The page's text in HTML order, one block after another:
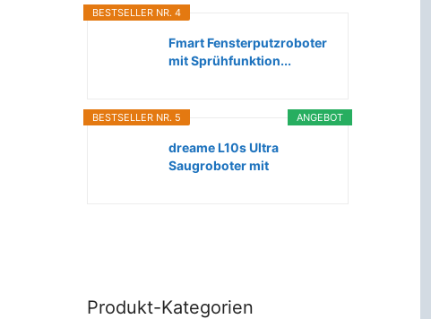
BESTSELLER NR. 4
Fmart Fensterputzroboter
mit Sprühfunktion...
ANGEBOT
BESTSELLER NR. 5
dreame L10s Ultra
Saugroboter mit
Produkt-Kategorien